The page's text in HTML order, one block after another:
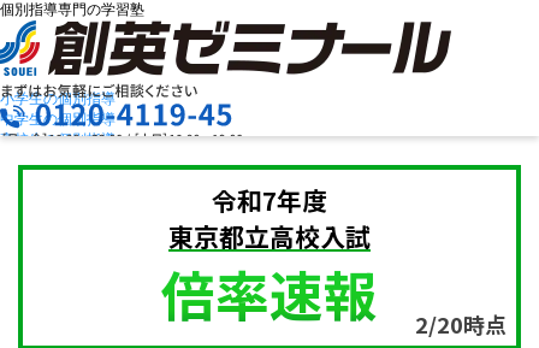
個別指導専門の学習塾
お問合せ
小学生の個別指導
中学生の個別指導
高校生の個別指導
令和7年度
東京都立高校入試
倍率速報 2/20時点